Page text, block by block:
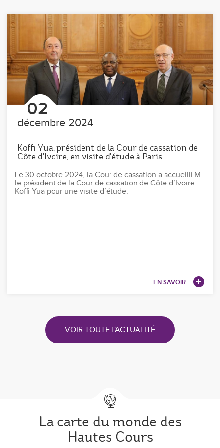
02
décembre 2024
Koffi Yua, président de la Cour de cassation de
Côte d'Ivoire, en visite d'étude à Paris
Le 30 octobre 2024, la Cour de cassation a accueilli M.
le président de la Cour de cassation de Côte d’Ivoire
Koffi Yua pour une visite d’étude.
EN SAVOIR
VOIR TOUTE L'ACTUALITÉ
La carte du monde des
Hautes Cours